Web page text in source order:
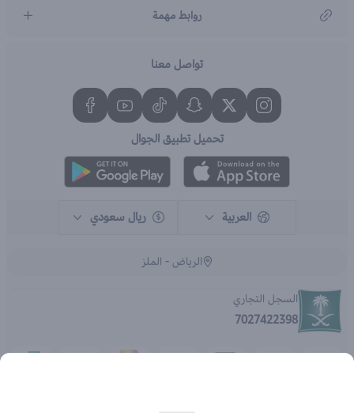
روابط مهمة
تواصل معنا
تحميل تطبيق الجوال
العربية ريال سعودي
الرياض - الملز
السجل التجاري
7027422398